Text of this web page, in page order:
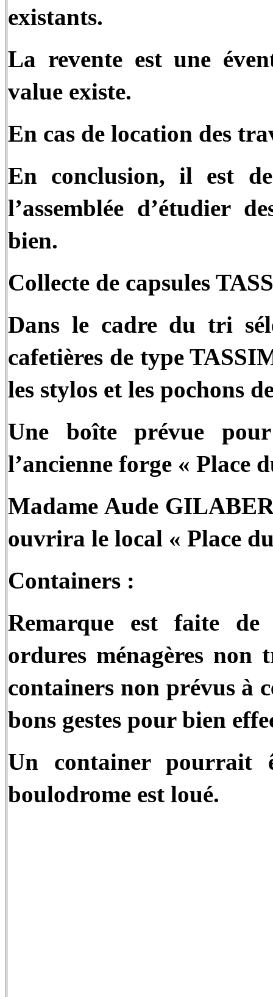
existants.
La revente est une
value existe.
En cas de location des
En conclusion, il est
l’assemblée d’étudier
bien.
Collecte de capsules
Dans le cadre du tri
cafetières de type
les stylos et les pochons
Une boîte prévue
l’ancienne forge « Place
Madame Aude
ouvrira le local « Place
Containers :
Remarque est faite
ordures ménagères non
containers non prévus à
bons gestes pour bien
Un container pourrait
boulodrome est loué.